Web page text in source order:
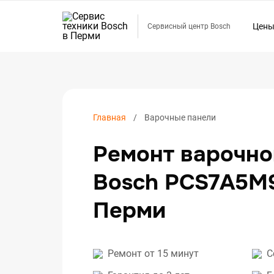
Сервисный центр Bosch Цены
Главная Варочные панели
Ремонт
Bosch
Перми
Ремонт от 15 минут